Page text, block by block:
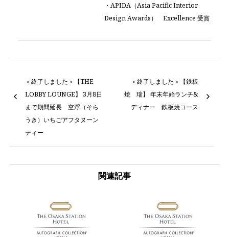
・APIDA（Asia Pacific Interior
Design Awards） Excellence 受賞
＜終了しました＞【THE
LOBBY LOUNGE】 3月8日
まで期間延長 空浮（そら
うき）いちごアフタヌーン
ティー
＜終了しました＞【鉄板
焼 瑞】 年末年始ランチ&
ディナー 鉄板焼コース
関連記事